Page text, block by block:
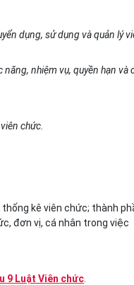
dụng, sử dụng và quản lý
nhiệm vụ, quyền hạn và
chức.
kê viên chức; thành
đơn vị, cá nhân trong việc
9 Luật Viên chức